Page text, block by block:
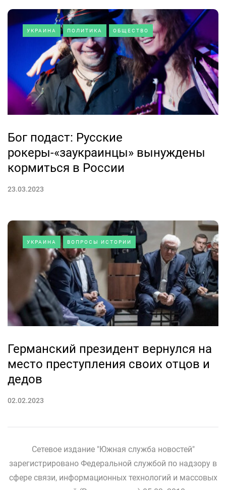
УКРАИНА ПОЛИТИКА ОБЩЕСТВО
Бог подаст: Русские
рокеры-«заукраинцы» вынуждены
кормиться в России
23.03.2023
УКРАИНА ВОПРОСЫ ИСТОРИИ
Германский президент вернулся на
место преступления своих отцов и
дедов
02.02.2023
Сетевое издание "Южная служба новостей"
зарегистрировано Федеральной службой по надзору в
сфере связи, информационных технологий и массовых